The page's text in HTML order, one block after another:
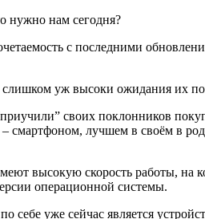
нужно нам сегодня?
с последними
слишком уж высоки ожидания их
своих поклонников
смартфоном, лучшем в своём в
высокую скорость работы, на
операционной системы.
себе уже сейчас является